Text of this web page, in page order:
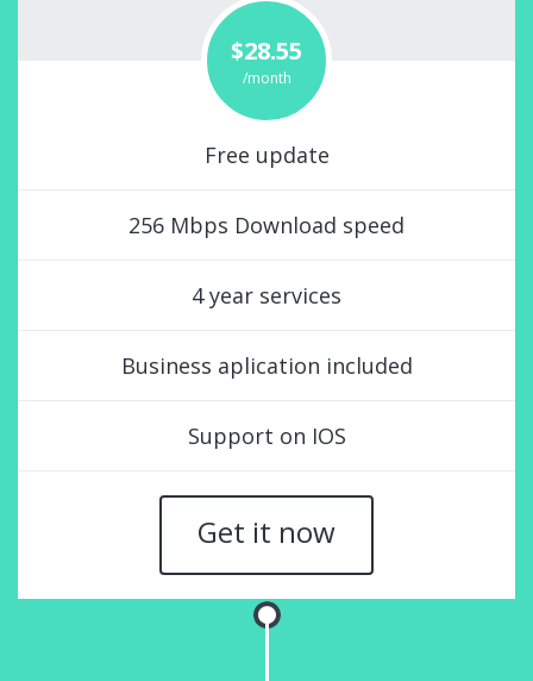
$28.55
/month
Free update
256 Mbps Download speed
4 year services
Business aplication included
Support on IOS
Get it now